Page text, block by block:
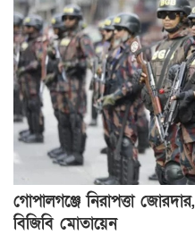
গোপালগঞ্জে নিরাপত্তা
বিজিবি মোতায়েন